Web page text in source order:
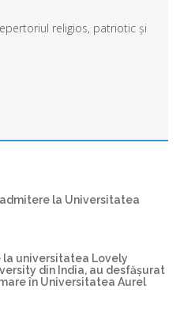
religios, patriotic și
la Universitatea
la universitatea Lovely
din India, au desfășurat
în Universitatea Aurel